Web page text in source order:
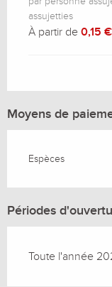
assujetties
À partir de 0,15 €
Moyens de
Espèces
Périodes
Toute l'année